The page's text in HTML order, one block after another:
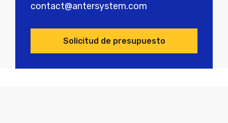
contact@antersystem.com
Solicitud de presupuesto